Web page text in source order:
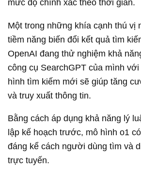
mức độ chính xác theo thời gian.
Một trong những khía cạnh thú vị
tiềm năng biến đổi kết quả tìm
OpenAI đang thử nghiệm khả
công cụ SearchGPT của mình
hình tìm kiếm mới sẽ giúp tăng
và truy xuất thông tin.
Bằng cách áp dụng khả năng lý
lập kế hoạch trước, mô hình o1
đáng kể cách người dùng tìm và
trực tuyến.